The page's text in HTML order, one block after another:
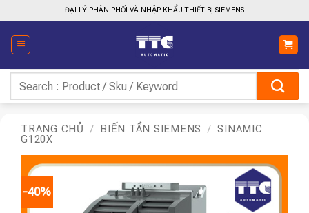
qua
nội
dung
ĐẠI LÝ PHÂN PHỐI VÀ NHẬP KHẨU THIẾT BỊ SIEMENS
kiếm:
TRANG CHỦ / BIẾN TẦN SIEMENS / SINAMIC
G120X
-40%